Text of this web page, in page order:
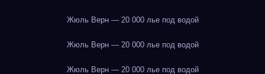
Жюль Верн — 20 000 лье под водой
Жюль Верн — 20 000 лье под водой
Жюль Верн — 20 000 лье под водой